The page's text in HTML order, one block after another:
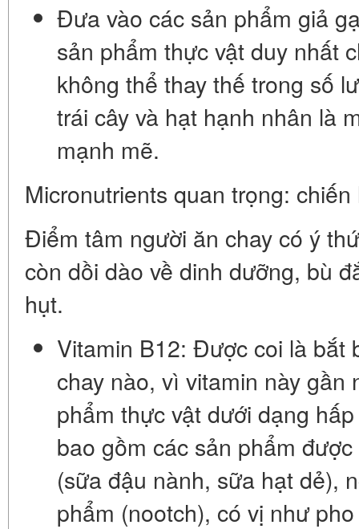
Đưa vào các sản phẩm giả
sản phẩm thực vật duy nhất
không thể thay thế trong số
trái cây và hạt hạnh nhân là
mạnh mẽ.
Micronutrients quan trọng:
Điểm tâm người ăn chay có ý
còn dồi dào về dinh dưỡng, bù
hụt.
Vitamin B12: Được coi là bắt
chay nào, vì vitamin này
phẩm thực vật dưới dạng
bao gồm các sản phẩm
(sữa đậu nành, sữa hạt dẻ),
phẩm (nootch), có vị như